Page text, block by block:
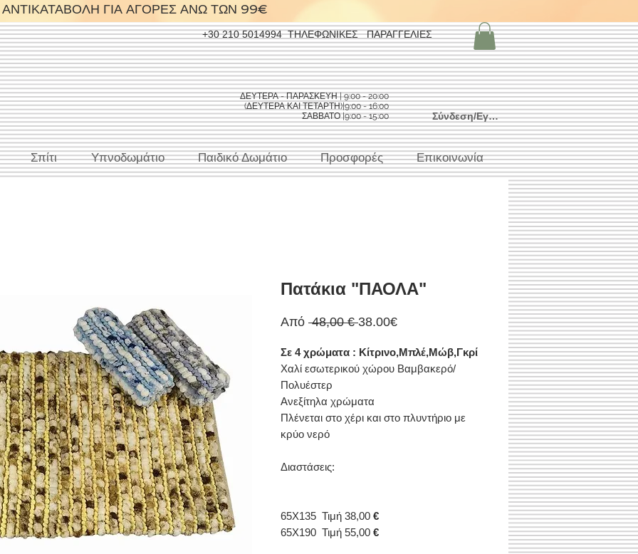
ΓΙΑ ΑΓΟΡΕΣ ΑΝΩ ΤΩΝ 99€
+30 210 5014994 ΤΗΛΕΦΩΝΙΚΕΣ ΠΑΡΑΓΓΕΛΙΕΣ
ΔΕΥΤΕΡΑ - ΠΑΡΑΣΚΕΥΗ | 9:00 - 20:00
(ΔΕΥΤΕΡΑ ΚΑΙ ΤΕΤΑΡΤΗ)|9:00 - 16:00
ΣΑΒΒΑΤΟ |9:00 - 15:00
Σύνδεση/Εγγραφή
Σπίτι Υπνοδωμάτιο Παιδικό Δωμάτιο Προσφορές Επικοινωνία
Πατάκια "ΠΑΟΛΑ"
Από 48,00 € Κανονική
38.00€Τιμή
Σε 4 χρώματα : Κίτρινο,Μπλέ,Μώβ,Γκρί
Χαλί εσωτερικού χώρου Βαμβακερό/
Πολυέστερ
Ανεξίτηλα χρώματα
Πλένεται στο χέρι και στο πλυντήριο με
κρύο νερό
Διαστάσεις:
65Χ135 Τιμή 38,00 €
65Χ190 Τιμή 55,00 €